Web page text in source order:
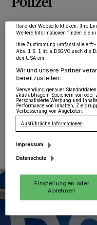
Grevenbroich·Ein 24
Grevenbroich hat sich
16.40 Uhr einer
entzogen. Eine
zum Anhalten. Die
06.02.2026 , 13:40 Uhr
möglicherweise nicht mehr so
Rand der Webseite klicken. Ihre
Weitere Informationen finden Sie
Ihre Zustimmung umfasst alle
Abs. 1 S. 1 lit. a DSGVO auch die
den USA ein.
Wir und unsere Partner
bereitzustellen:
Verwendung genauer
aktiv abfragen. Speichern von
Personalisierte Werbung und
Performance von Inhalten,
Verbesserung von Angeboten.
Ausführliche Informationen
Impressum
Datenschutz
Einstellungen oder
Ablehnen